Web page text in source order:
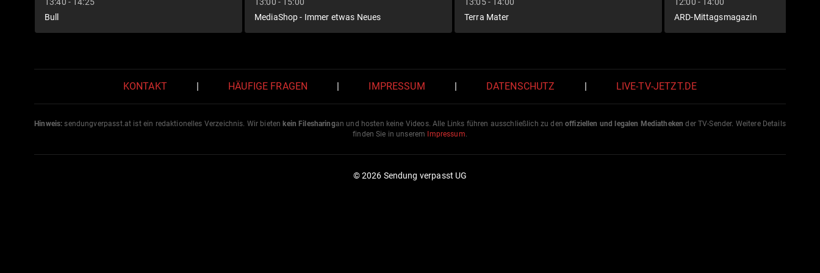
13:40 - 14:25
Bull
13:00 - 15:00
MediaShop - Immer etwas Neues
13:05 - 14:00
Terra Mater
12:00 - 14:00
ARD-Mittagsmagazin
KONTAKT HÄUFIGE FRAGEN IMPRESSUM DATENSCHUTZ LIVE-TV-JETZT.DE
Hinweis: sendungverpasst.at ist ein redaktionelles Verzeichnis. Wir bieten kein Filesharingan und hosten keine Videos. Alle Links führen ausschließlich zu den offiziellen und legalen Mediatheken der TV-Sender. Weitere Details
finden Sie in unserem Impressum.
© 2026 Sendung verpasst UG